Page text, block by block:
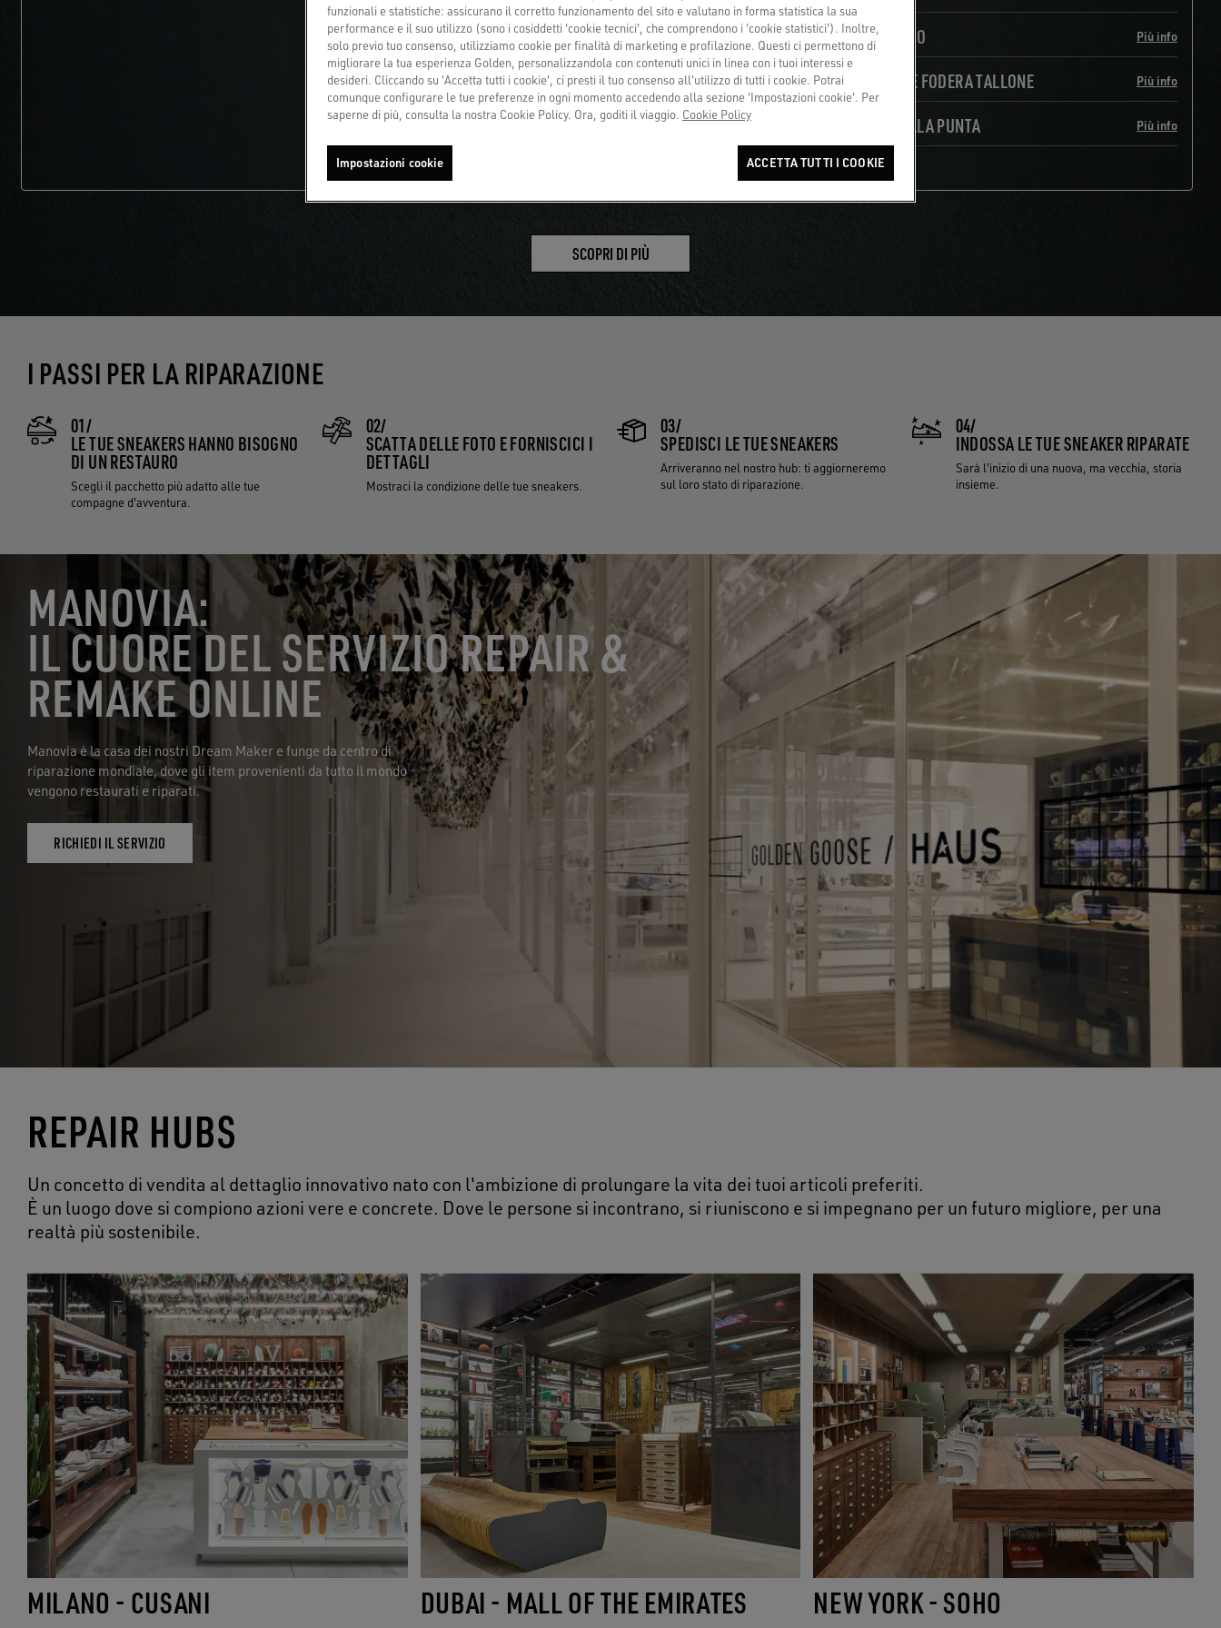
CAMBIO LACCIO Più info CAMBIO LACCIO Più info
SOSTITUZIONE FODERA TALLONE Più info
RINFORZO DELLA PUNTA Più info
SCOPRI DI PIÙ
I PASSI PER LA RIPARAZIONE
01/
LE TUE SNEAKERS HANNO BISOGNO
DI UN RESTAURO
Scegli il pacchetto più adatto alle tue
compagne d'avventura.
02/
SCATTA DELLE FOTO E FORNISCICI I
DETTAGLI
Mostraci la condizione delle tue sneakers.
03/
SPEDISCI LE TUE SNEAKERS
Arriveranno nel nostro hub: ti aggiorneremo
sul loro stato di riparazione.
04/
INDOSSA LE TUE SNEAKER RIPARATE
Sarà l'inizio di una nuova, ma vecchia, storia
insieme.
MANOVIA:
IL CUORE DEL SERVIZIO REPAIR &
REMAKE ONLINE
Manovia è la casa dei nostri Dream Maker e funge da centro di
riparazione mondiale, dove gli item provenienti da tutto il mondo
vengono restaurati e riparati.
RICHIEDI IL SERVIZIO
REPAIR HUBS
Un concetto di vendita al dettaglio innovativo nato con l'ambizione di prolungare la vita dei tuoi articoli preferiti.
È un luogo dove si compiono azioni vere e concrete. Dove le persone si incontrano, si riuniscono e si impegnano per un futuro migliore, per una
realtà più sostenibile.
MILANO - CUSANI DUBAI - MALL OF THE EMIRATES NEW YORK - SOHO
funzionali e statistiche: assicurano il corretto funzionamento del sito e valutano in forma statistica la sua
performance e il suo utilizzo (sono i cosiddetti 'cookie tecnici', che comprendono i 'cookie statistici'). Inoltre,
solo previo tuo consenso, utilizziamo cookie per finalità di marketing e profilazione. Questi ci permettono di
migliorare la tua esperienza Golden, personalizzandola con contenuti unici in linea con i tuoi interessi e
desideri. Cliccando su 'Accetta tutti i cookie', ci presti il tuo consenso all'utilizzo di tutti i cookie. Potrai
comunque configurare le tue preferenze in ogni momento accedendo alla sezione 'Impostazioni cookie'. Per
saperne di più, consulta la nostra Cookie Policy. Ora, goditi il viaggio. Cookie Policy
Impostazioni cookie ACCETTA TUTTI I COOKIE